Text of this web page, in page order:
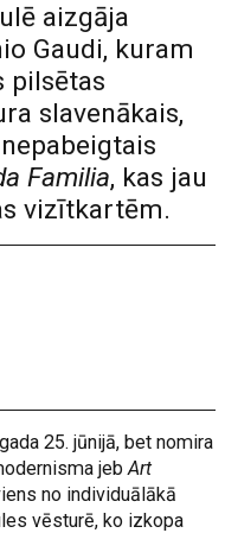
aizgāja
Gaudi, kuram
pilsētas
slavenākais,
Familia, kas jau
vizītkartēm.
25. jūnijā, bet nomira
jebArt
no individuālākā
vēsturē, ko izkopa